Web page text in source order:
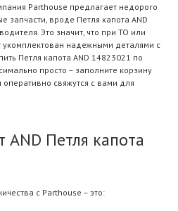
Parthouse предлагает недорого
запчасти, вроде Петля капота AND
Это значит, что при ТО или
надежными деталями с
Петля капота AND 14823021 по
просто – заполните корзину
свяжутся с вами для
Петля капота
с Parthouse – это: